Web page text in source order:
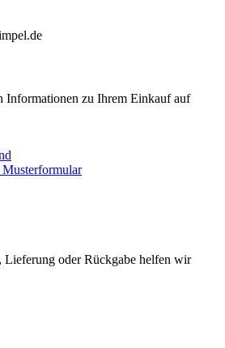
Informationen zu Ihrem Einkauf auf
Lieferung oder Rückgabe helfen wir